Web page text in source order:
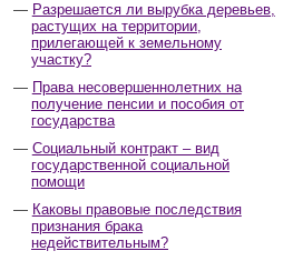
Разрешается ли вырубка деревьев,
растущих на территории,
прилегающей к земельному
участку?
Права несовершеннолетних на
получение пенсии и пособия от
государства
Социальный контракт – вид
государственной социальной
помощи
Каковы правовые последствия
признания брака
недействительным?